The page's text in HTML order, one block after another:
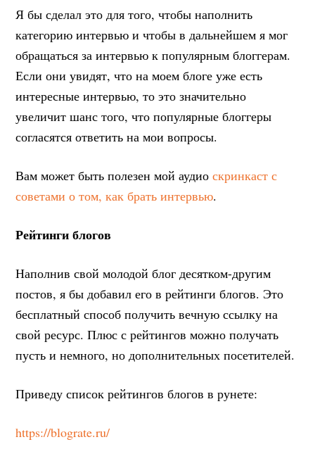
Я бы сделал это для того, чтобы наполнить
категорию интервью и чтобы в дальнейшем я мог
обращаться за интервью к популярным блоггерам.
Если они увидят, что на моем блоге уже есть
интересные интервью, то это значительно
увеличит шанс того, что популярные блоггеры
согласятся ответить на мои вопросы.
Вам может быть полезен мой аудиоскринкаст с
советами о том, как брать интервью.
Рейтинги блогов
Наполнив свой молодой блог десятком-другим
постов, я бы добавил его в рейтинги блогов. Это
бесплатный способ получить вечную ссылку на
свой ресурс. Плюс с рейтингов можно получать
пусть и немного, но дополнительных посетителей.
Приведу список рейтингов блогов в рунете:
https://blograte.ru/